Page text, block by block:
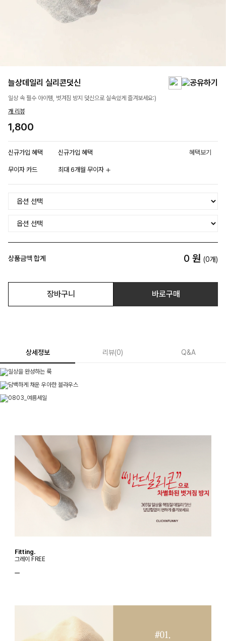
늘상데일리 실리콘덧신
일상 속 필수 아이템, 벗겨짐 방지 덧신으로 실속있게 즐겨보세요:)
개 리뷰
1,800
신규가입 혜택 신규가입 혜택 혜택보기
무이자 카드 최대 6개월 무이자
상품금액 합계 0 원 (0개)
장바구니 바로구매
상세정보 리뷰(0) Q&A
Fitting.
그레이 FREE
ㅡ